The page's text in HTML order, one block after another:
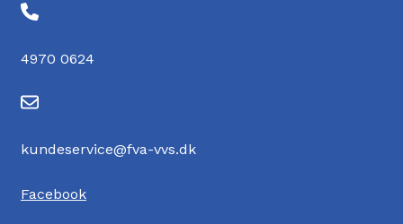
4970 0624
kundeservice@fva-vvs.dk
Facebook